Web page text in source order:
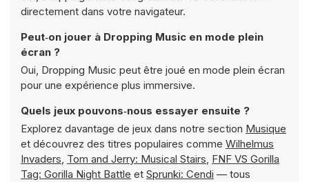
directement dans votre navigateur.
Peut‑on jouer à Dropping Music en mode plein
écran ?
Oui, Dropping Music peut être joué en mode plein écran
pour une expérience plus immersive.
Quels jeux pouvons‑nous essayer ensuite ?
Explorez davantage de jeux dans notre section Musique
et découvrez des titres populaires comme Wilhelmus
Invaders, Tom and Jerry: Musical Stairs, FNF VS Gorilla
Tag: Gorilla Night Battle et Sprunki: Cendi — tous